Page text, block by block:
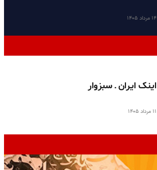
۱۴ مرداد ۱۴۰۵
اینک ایران ـ سبزوار
۱۱ مرداد ۱۴۰۵